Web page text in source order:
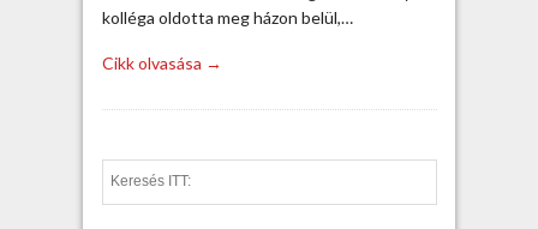
kolléga oldotta meg házon belül,…
Cikk olvasása →
e